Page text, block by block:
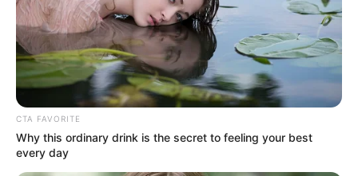
CTA FAVORITE
Why this ordinary drink is the secret to feeling your best
every day